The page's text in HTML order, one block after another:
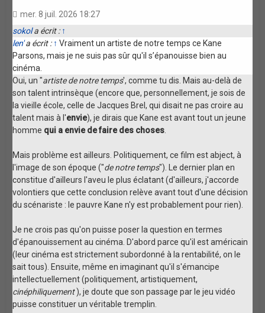
mer. 8 juil. 2026 18:27
sokola écrit : ↑
len'a écrit : ↑ Vraiment un artiste de notre temps ce Kane
Parsons, mais je ne suis pas sûr qu'il s’épanouisse bien au
cinéma.
Oui, un "artiste de notre temps', comme tu dis. Mais au-delà de
son talent intrinsèque (encore que, personnellement, je sois de
la vieille école, celle de Jacques Brel, qui disait ne pas croire au
talent mais à l'envie), je dirais que Kane est avant tout un jeune
homme qui a envie de faire des choses
Mais problème est ailleurs. Politiquement, ce film est abject, à
l'image de son époque ("de notre temps"). Le dernier plan en
constitue d'ailleurs l'aveu le plus éclatant (d'ailleurs, j'accorde
volontiers que cette conclusion relève avant tout d'une décision
du scénariste : le pauvre Kane n'y est probablement pour rien).
Je ne crois pas qu'on puisse poser la question en termes
d'épanouissement au cinéma. D'abord parce qu'il est américain
(leur cinéma est strictement subordonné à la rentabilité, on le
sait tous). Ensuite, même en imaginant qu'il s'émancipe
intellectuellement (politiquement, artistiquement,
cinéphiliquement), je doute que son passage par le jeu vidéo
puisse constituer un véritable tremplin.